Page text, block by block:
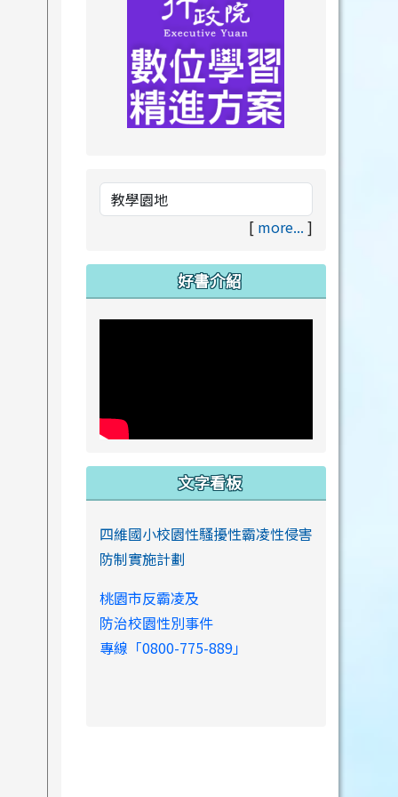
[ more... ]
好書介紹
文字看板
四維國小校園性騷擾性霸凌性侵害
防制實施計劃
桃園市反霸凌及
防治校園性別事件
專線「0800-775-889」